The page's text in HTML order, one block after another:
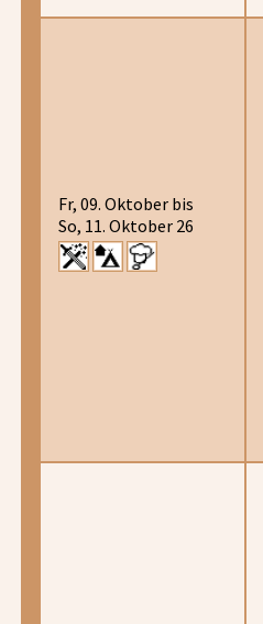
Fr, 09. Oktober bis
So, 11. Oktober 26